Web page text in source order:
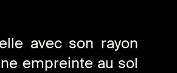
avec son rayon
empreinte au sol